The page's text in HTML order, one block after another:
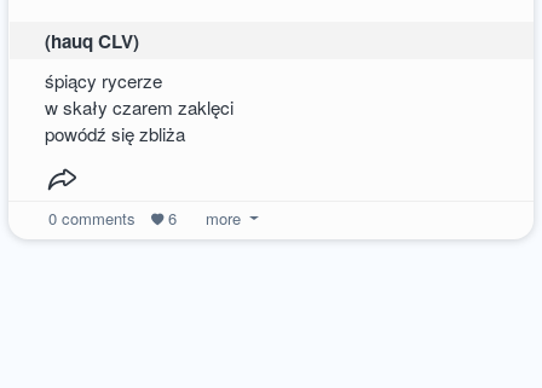
(hauq CLV)
śpiący rycerze
w skały czarem zaklęci
powódź się zbliża
0comments 6 more